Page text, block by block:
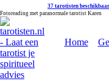
37 tarotisten beschikbaar
Fotoreading met paranormale tarotist Karen
Home